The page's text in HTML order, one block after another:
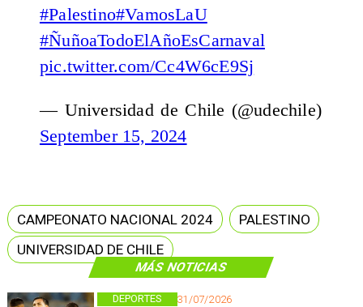
MÁS NOTICIAS
31/07/2026
DEPORTES
#Palestino#VamosLaU
#ÑuñoaTodoElAñoEsCarnaval
pic.twitter.com/Cc4W6cE9Sj
— Universidad de Chile (@udechile)
September 15, 2024
CAMPEONATO NACIONAL 2024
PALESTINO
UNIVERSIDAD DE CHILE